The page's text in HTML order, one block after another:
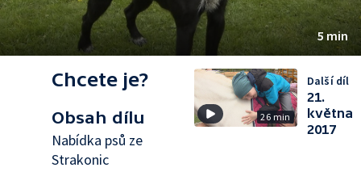
5 min
Chcete je?
Obsah dílu
Nabídka psů ze
Strakonic
26 min
Další díl
21.
května
2017